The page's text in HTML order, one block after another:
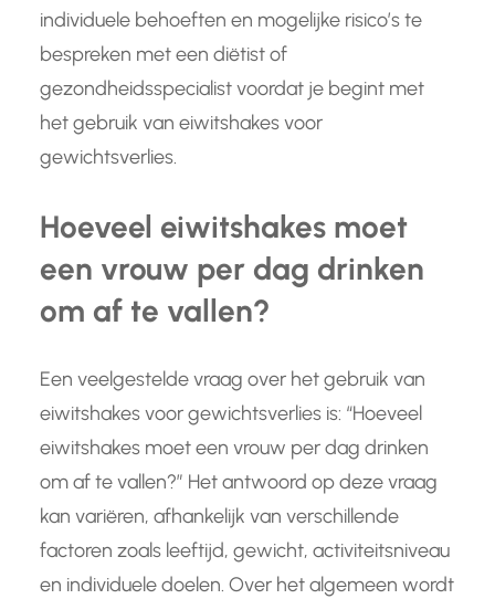
individuele behoeften en mogelijke risico’s te
bespreken met een diëtist of
gezondheidsspecialist voordat je begint met
het gebruik van eiwitshakes voor
gewichtsverlies.
Hoeveel eiwitshakes moet
een vrouw per dag drinken
om af te vallen?
Een veelgestelde vraag over het gebruik van
eiwitshakes voor gewichtsverlies is: “Hoeveel
eiwitshakes moet een vrouw per dag drinken
om af te vallen?” Het antwoord op deze vraag
kan variëren, afhankelijk van verschillende
factoren zoals leeftijd, gewicht, activiteitsniveau
en individuele doelen. Over het algemeen wordt